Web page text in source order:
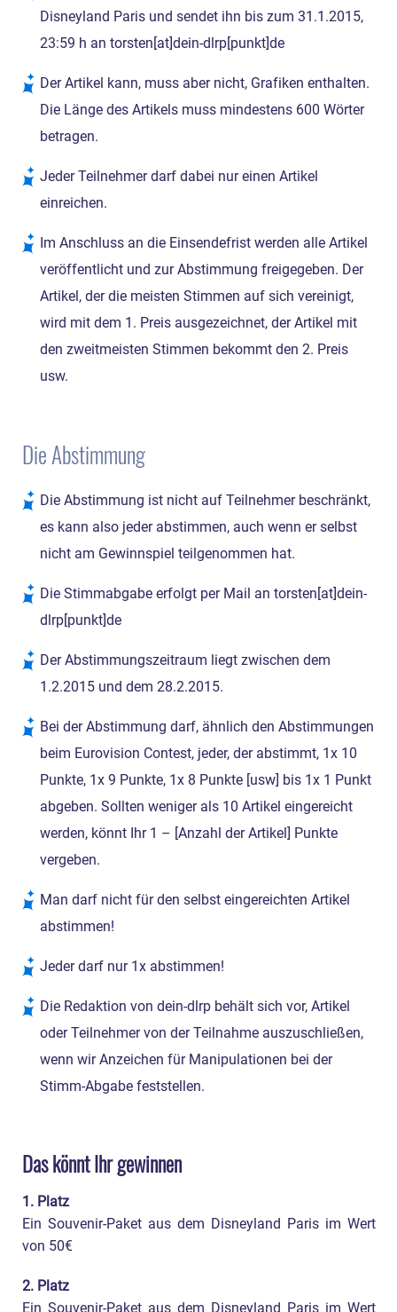
Disneyland Paris und sendet ihn bis zum 31.1.2015,
23:59 h an torsten[at]dein-dlrp[punkt]de
Der Artikel kann, muss aber nicht, Grafiken enthalten.
Die Länge des Artikels muss mindestens 600 Wörter
betragen.
Jeder Teilnehmer darf dabei nur einen Artikel
einreichen.
Im Anschluss an die Einsendefrist werden alle Artikel
veröffentlicht und zur Abstimmung freigegeben. Der
Artikel, der die meisten Stimmen auf sich vereinigt,
wird mit dem 1. Preis ausgezeichnet, der Artikel mit
den zweitmeisten Stimmen bekommt den 2. Preis
usw.
Die Abstimmung
Die Abstimmung ist nicht auf Teilnehmer beschränkt,
es kann also jeder abstimmen, auch wenn er selbst
nicht am Gewinnspiel teilgenommen hat.
Die Stimmabgabe erfolgt per Mail an torsten[at]dein-
dlrp[punkt]de
Der Abstimmungszeitraum liegt zwischen dem
1.2.2015 und dem 28.2.2015.
Bei der Abstimmung darf, ähnlich den Abstimmungen
beim Eurovision Contest, jeder, der abstimmt, 1x 10
Punkte, 1x 9 Punkte, 1x 8 Punkte [usw] bis 1x 1 Punkt
abgeben. Sollten weniger als 10 Artikel eingereicht
werden, könnt Ihr 1 – [Anzahl der Artikel] Punkte
vergeben.
Man darf nicht für den selbst eingereichten Artikel
abstimmen!
Jeder darf nur 1x abstimmen!
Die Redaktion von dein-dlrp behält sich vor, Artikel
oder Teilnehmer von der Teilnahme auszuschließen,
wenn wir Anzeichen für Manipulationen bei der
Stimm-Abgabe feststellen.
Das könnt Ihr gewinnen
1. Platz
Ein Souvenir-Paket aus dem Disneyland Paris im Wert
von 50€
2. Platz
Ein Souvenir-Paket aus dem Disneyland Paris im Wert